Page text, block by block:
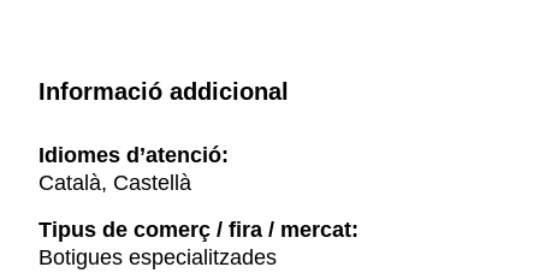
Informació addicional
Idiomes d’atenció:
Català, Castellà
Tipus de comerç / fira / mercat:
Botigues especialitzades